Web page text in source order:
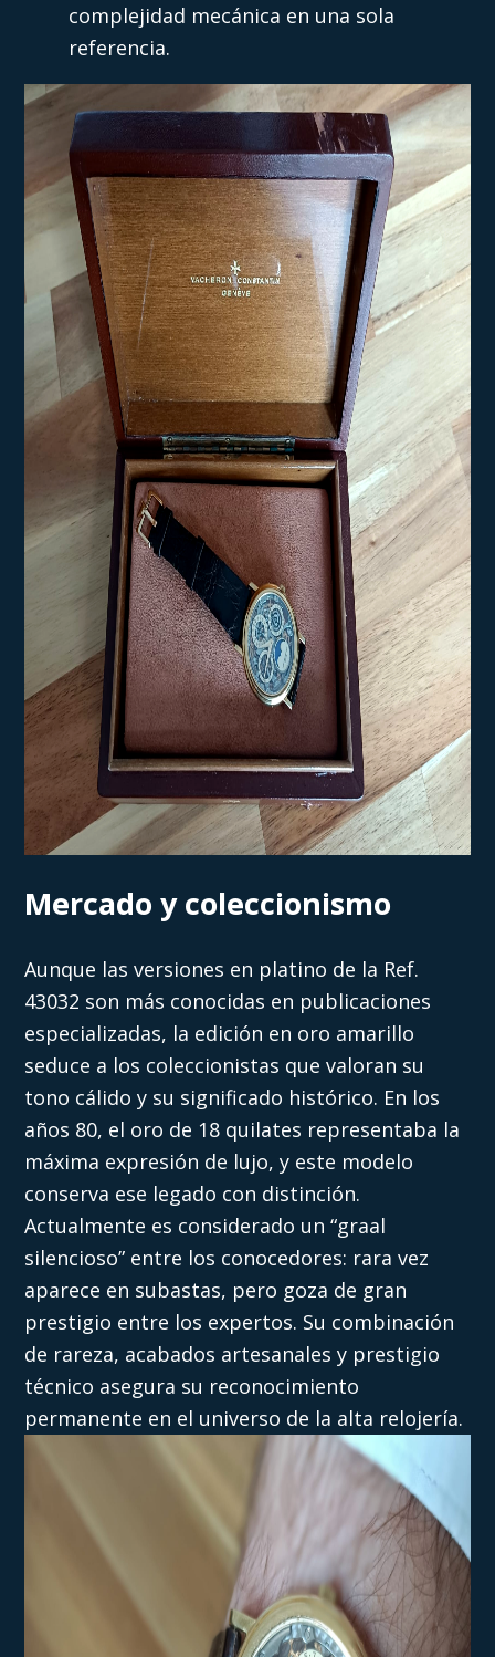
complejidad mecánica en una sola
referencia.
Mercado y coleccionismo
Aunque las versiones en platino de la Ref.
43032 son más conocidas en publicaciones
especializadas, la edición en oro amarillo
seduce a los coleccionistas que valoran su
tono cálido y su significado histórico. En los
años 80, el oro de 18 quilates representaba la
máxima expresión de lujo, y este modelo
conserva ese legado con distinción.
Actualmente es considerado un “graal
silencioso” entre los conocedores: rara vez
aparece en subastas, pero goza de gran
prestigio entre los expertos. Su combinación
de rareza, acabados artesanales y prestigio
técnico asegura su reconocimiento
permanente en el universo de la alta relojería.